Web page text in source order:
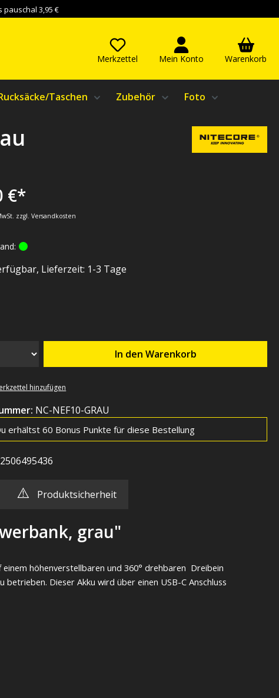
3,95 €
Merkzettel Mein Konto Warenkorb
Taschen Zubehör Foto
€*
zzgl. Versandkosten
Lieferzeit: 1-3 Tage
In den Warenkorb
hinzufügen
NC-NEF10-GRAU
erhältst 60 Bonus Punkte für diese Bestellung
⚠️ Produktsicherheit
grau"
einem höhenverstellbaren und 360° drehbaren Dreibein
Dieser Akku wird über einen USB-C Anschluss